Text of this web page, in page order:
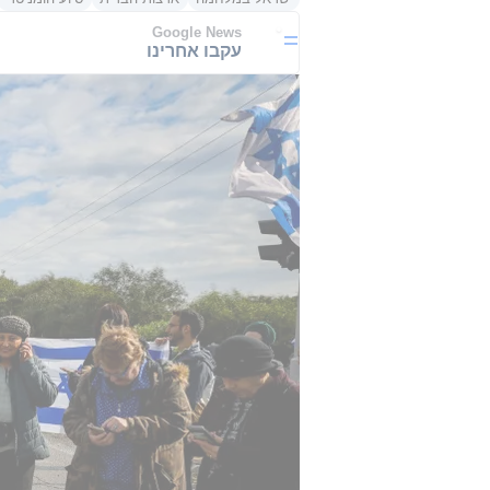
Google News
עקבו אחרינו